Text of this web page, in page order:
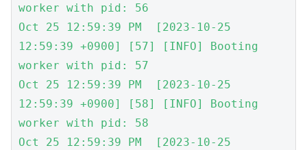
worker with pid: 56
Oct 25 12:59:39 PM  [2023-10-25
12:59:39 +0900] [57] [INFO] Booting
worker with pid: 57
Oct 25 12:59:39 PM  [2023-10-25
12:59:39 +0900] [58] [INFO] Booting
worker with pid: 58
Oct 25 12:59:39 PM  [2023-10-25